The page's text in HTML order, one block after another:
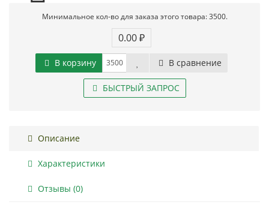
Минимальное кол-во для заказа этого товара: 3500.
0.00 ₽
В корзину В сравнение
БЫСТРЫЙ ЗАПРОС
Описание
Характеристики
Отзывы (0)